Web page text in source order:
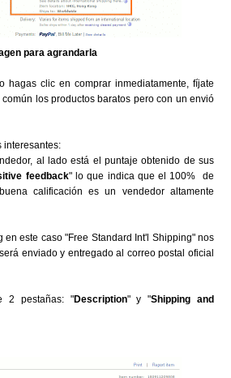
para agrandarla
hagas clic en comprar inmediatamente, fíjate
los productos baratos pero con un envió
interesantes:
al lado está el puntaje obtenido de sus
feedback" lo que indica que el 100% de
calificación es un vendedor altamente
este caso "Free Standard Int'l Shipping" nos
enviado y entregado al correo postal oficial
2 pestañas: "Description" y "Shipping and